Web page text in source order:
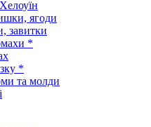
ягоди
завитки
*
*
та молди